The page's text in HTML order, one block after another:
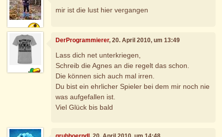
mir ist die lust hier vergangen
DerProgrammierer, 20. April 2010, um 13:49
Lass dich net unterkriegen,
Schreib die Agnes an die regelt das schon.
Die können sich auch mal irren.
Du bist ein ehrlicher Spieler bei dem mir noch nie
was aufgefallen ist.
Viel Glück bis bald